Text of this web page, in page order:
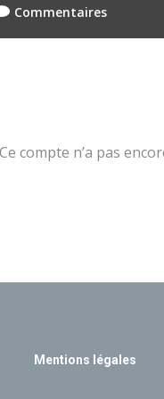
Commentaires
Ce compte n’a pas
Mentions légales